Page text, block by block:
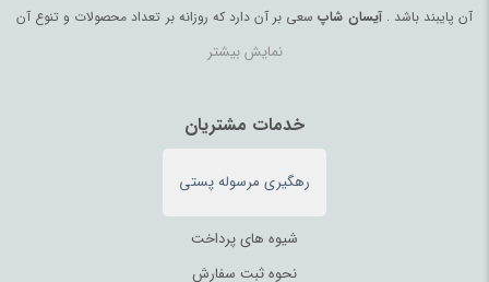
آن پایبند باشد .آیسان شاپ سعی بر آن دارد که روزانه بر تعداد محصولات و تنوع آن
بیفزاید تا بتواند نیاز همه ی افراد با هر نوع سلیقه را در خرید محصولات اینترنتی مرتفع
آیسان شاپحسب مورد دارای مجوز های لازم از مراجع
مربوطه می باشند و فعالیتهای این سایت تابع قوانین و مقررات جمهوری اسلامی ایران
نمایش بیشتر
خدمات مشتریان
رهگیری مرسوله پستی
شیوه های پرداخت
نحوه ثبت سفارش